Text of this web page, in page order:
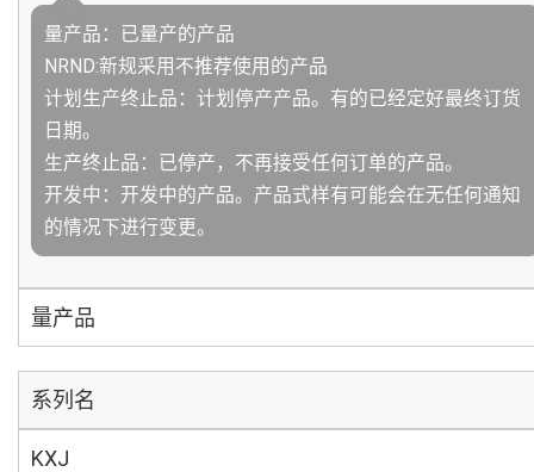
量产品：已量产的产品
NRND:新规采用不推荐使用的产品
计划生产终止品：计划停产产品。有的已经定好最终订货
日期。
生产终止品：已停产，不再接受任何订单的产品。
开发中：开发中的产品。产品式样有可能会在无任何通知
的情况下进行变更。
量产品
系列名
KXJ